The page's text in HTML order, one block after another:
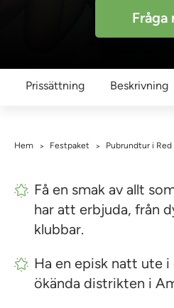
Fråga
Prissättning Beskrivning
Hem > Festpaket > Pubrundtur i
Få en smak av allt
har att erbjuda, från
klubbar.
Ha en episk natt ute
ökända distrikten i